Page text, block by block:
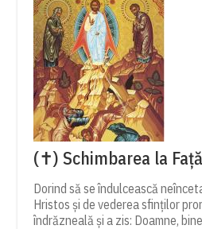
(✝) Schimbarea la
Dorind să se îndulcească
Hristos și de vederea sfinților
îndrăzneală și a zis: Doamne,